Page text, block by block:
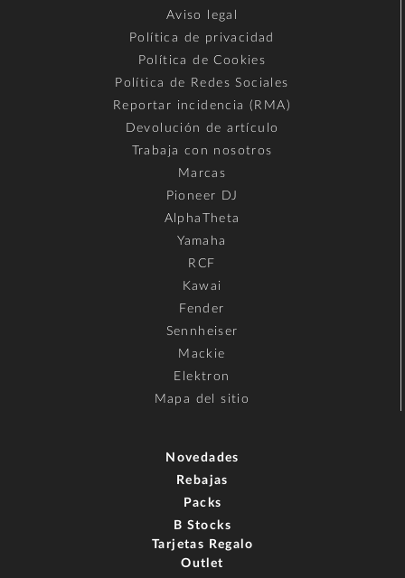
Aviso legal
Política de privacidad
Política de Cookies
Política de Redes Sociales
Reportar incidencia (RMA)
Devolución de artículo
Trabaja con nosotros
Marcas
Pioneer DJ
AlphaTheta
Yamaha
RCF
Kawai
Fender
Sennheiser
Mackie
Elektron
Mapa del sitio
Novedades
Rebajas
Packs
B Stocks
Tarjetas Regalo
Outlet